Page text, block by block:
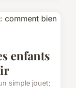
enfants
simple jouet;